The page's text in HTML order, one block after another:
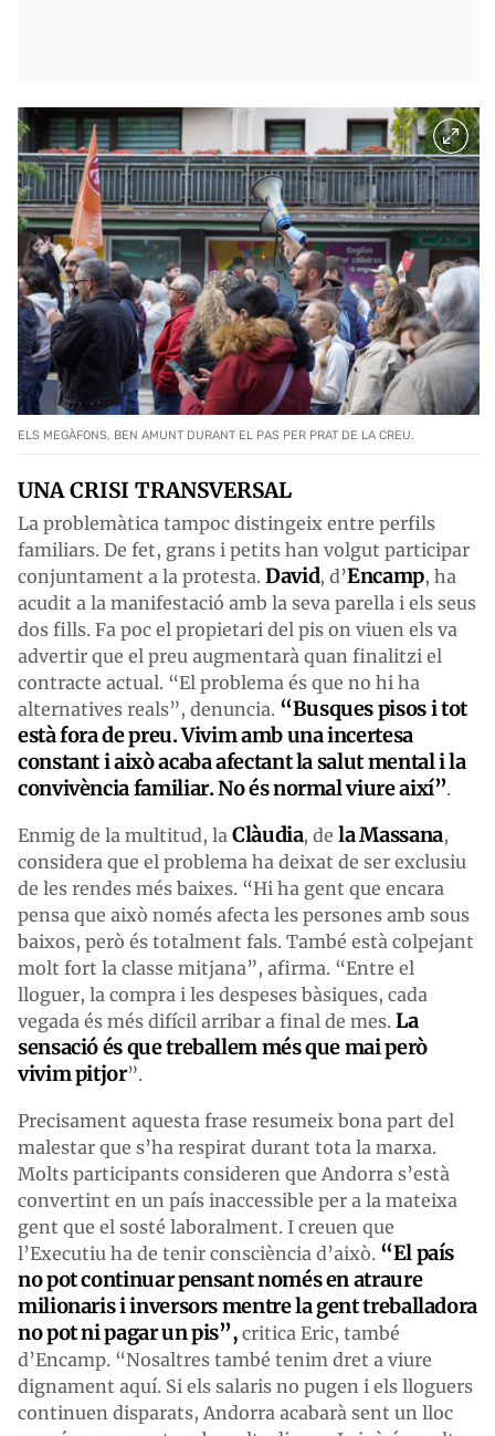
ELS MEGÀFONS, BEN AMUNT DURANT EL PAS PER PRAT DE LA CREU.
UNA CRISI TRANSVERSAL
La problemàtica tampoc distingeix entre perfils
familiars. De fet, grans i petits han volgut participar
conjuntament a la protesta. David, d’Encamp, ha
acudit a la manifestació amb la seva parella i els seus
dos fills. Fa poc el propietari del pis on viuen els va
advertir que el preu augmentarà quan finalitzi el
contracte actual. “El problema és que no hi ha
alternatives reals”, denuncia. “Busques pisos i tot
està fora de preu. Vivim amb una incertesa
constant i això acaba afectant la salut mental i la
convivència familiar. No és normal viure així”.
Enmig de la multitud, la Clàudia, dela Massana,
considera que el problema ha deixat de ser exclusiu
de les rendes més baixes. “Hi ha gent que encara
pensa que això només afecta les persones amb sous
baixos, però és totalment fals. També està colpejant
molt fort la classe mitjana”, afirma. “Entre el
lloguer, la compra i les despeses bàsiques, cada
vegada és més difícil arribar a final de mes. La
sensació és que treballem més que mai però
vivim pitjor”.
Precisament aquesta frase resumeix bona part del
malestar que s’ha respirat durant tota la marxa.
Molts participants consideren que Andorra s’està
convertint en un país inaccessible per a la mateixa
gent que el sosté laboralment. I creuen que
l’Executiu ha de tenir consciència d’això. “El país
no pot continuar pensant només en atraure
milionaris i inversors mentre la gent treballadora
no pot ni pagar un pis”, critica Eric, també
d’Encamp. “Nosaltres també tenim dret a viure
dignament aquí. Si els salaris no pugen i els lloguers
continuen disparats, Andorra acabarà sent un lloc